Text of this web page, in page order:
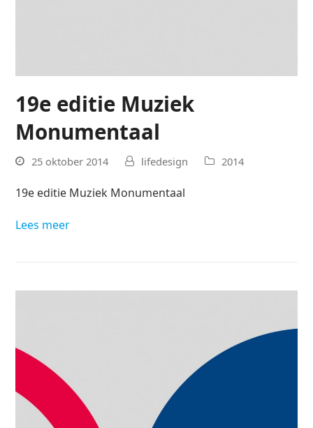
19e editie Muziek
Monumentaal
25 oktober 2014 lifedesign 2014
19e editie Muziek Monumentaal
Lees meer